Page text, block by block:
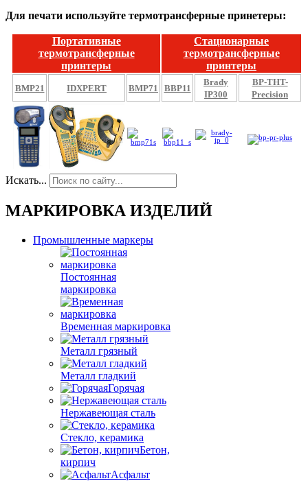
Для печати используйте термотрансферные принетеры:
Портативные
термотрансферные
принтеры
Стационарные
термотрансферные
принтеры
BMP21 IDXPERT BMP71 BBP11
Brady
IP300
BP-THT-
Precision
Искать...
МАРКИРОВКА ИЗДЕЛИЙ
Промышленные маркеры
Постоянная
маркировка
Временная маркировка
Металл грязный
Металл гладкий
Горячая
Нержавеющая сталь
Стекло, керамика
Бетон,
кирпич
Асфальт